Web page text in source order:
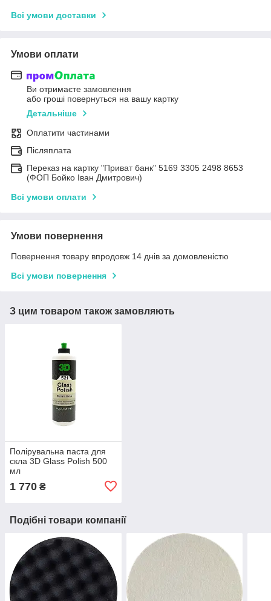
Всі умови доставки
Умови оплати
Ви отримаєте замовлення
або гроші повернуться на вашу картку
Детальніше
Оплатити частинами
Післяплата
Переказ на картку "Приват банк" 5169 3305 2498 8653
(ФОП Бойко Іван Дмитрович)
Всі умови оплати
Умови повернення
Повернення товару впродовж 14 днів за домовленістю
Всі умови повернення
З цим товаром також замовляють
Полірувальна паста для
скла 3D Glass Polish 500
мл
1 770 ₴
Подібні товари компанії